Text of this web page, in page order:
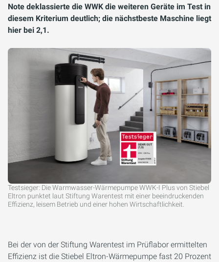
Note deklassierte die WWK die weiteren Geräte im Test in
diesem Kriterium deutlich; die nächstbeste Maschine liegt
hier bei 2,1.
Testsieger: Die Warmwasser-Wärmepumpe WWK-I Plus von Stiebel
Eltron punktet laut Stiftung Warentest mit einer beeindruckenden
Effizienz, leisem Betrieb und einer hohen Wirtschaftlichkeit.
Bei der von der Stiftung Warentest im Prüflabor ermittelten
Effizienz ist die Stiebel Eltron-Wärmepumpe fast 20 Prozent